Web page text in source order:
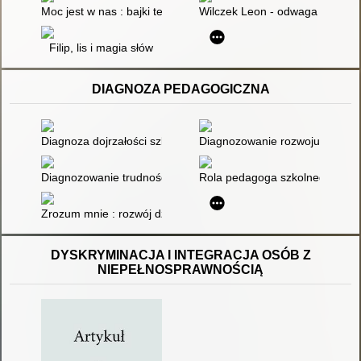
Moc jest w nas : bajki terapeutyczne dla dzieci i ich rodziców
Wilczek Leon - odwaga i
Filip, lis i magia słów
DIAGNOZA PEDAGOGICZNA
Diagnoza dojrzałości szkolnej : karty pracy : roczne
Diagnozowanie rozwoju
Diagnozowanie trudności w czytaniu i pisaniuRola pedagoga szkolnego w
Zrozum mnie : rozwój dziecka w wieku od 5 do 10 lat :
DYSKRYMINACJA I INTEGRACJA OSÓB Z
NIEPEŁNOSPRAWNOŚCIĄ